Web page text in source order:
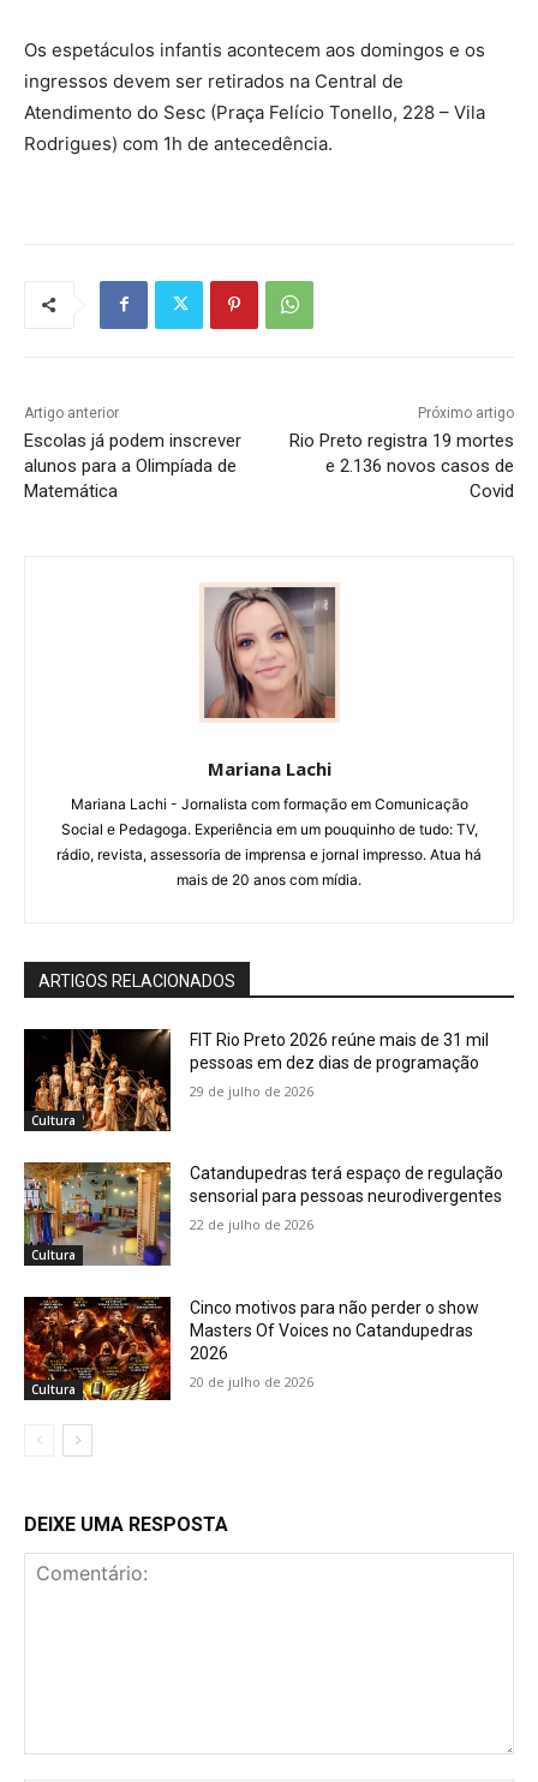
Os espetáculos infantis acontecem aos domingos e os
ingressos devem ser retirados na Central de
Atendimento do Sesc (Praça Felício Tonello, 228 – Vila
Rodrigues) com 1h de antecedência.
Artigo anterior
Escolas já podem inscrever
alunos para a Olimpíada de
Matemática
Próximo artigo
Rio Preto registra 19 mortes
e 2.136 novos casos de
Covid
Mariana Lachi
Mariana Lachi - Jornalista com formação em Comunicação
Social e Pedagoga. Experiência em um pouquinho de tudo: TV,
rádio, revista, assessoria de imprensa e jornal impresso. Atua há
mais de 20 anos com mídia.
ARTIGOS RELACIONADOS
Cultura
FIT Rio Preto 2026 reúne mais de 31 mil
pessoas em dez dias de programação
29 de julho de 2026
Cultura
Catandupedras terá espaço de regulação
sensorial para pessoas neurodivergentes
22 de julho de 2026
Cultura
Cinco motivos para não perder o show
Masters Of Voices no Catandupedras
2026
20 de julho de 2026
DEIXE UMA RESPOSTA